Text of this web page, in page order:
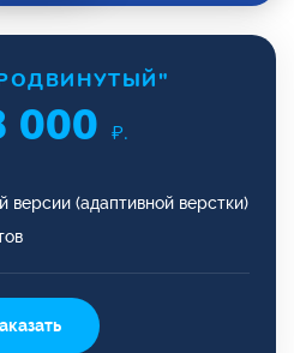
000 ₽.
версии (адаптивной верстки)